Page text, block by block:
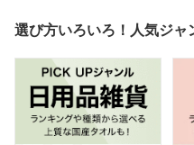
さと
選び方いろいろ！人気ジャ